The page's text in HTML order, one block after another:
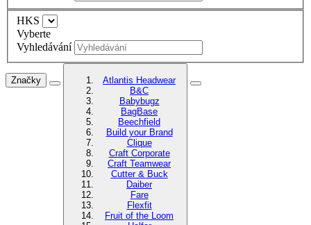
HKS
Vyberte
Vyhledávání
Značky
Atlantis Headwear
B&C
Babybugz
BagBase
Beechfield
Build your Brand
Clique
Craft Corporate
Craft Teamwear
Cutter & Buck
Daiber
Fare
Flexfit
Fruit of the Loom